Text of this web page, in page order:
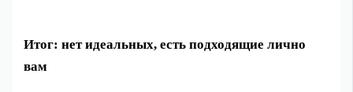
Итог: нет идеальных, есть подходящие лично
вам